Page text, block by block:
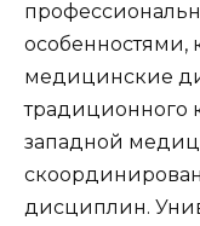
особенностями,
медицинские
традиционного
западной
дисциплин.